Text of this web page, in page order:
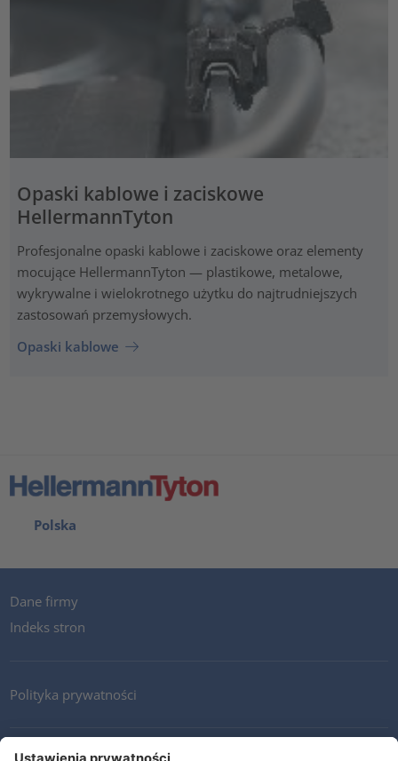
Opaski kablowe i zaciskowe
HellermannTyton
Profesjonalne opaski kablowe i zaciskowe oraz elementy
mocujące HellermannTyton — plastikowe, metalowe,
wykrywalne i wielokrotnego użytku do najtrudniejszych
zastosowań przemysłowych.
Opaski kablowe
Polska
Dane firmy
Indeks stron
Polityka prywatności